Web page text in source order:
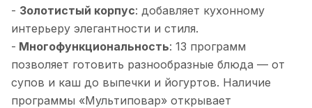
- Золотистый корпус: добавляет кухонному
интерьеру элегантности и стиля.
- Многофункциональность: 13 программ
позволяет готовить разнообразные блюда — от
супов и каш до выпечки и йогуртов. Наличие
программы «Мультиповар» открывает